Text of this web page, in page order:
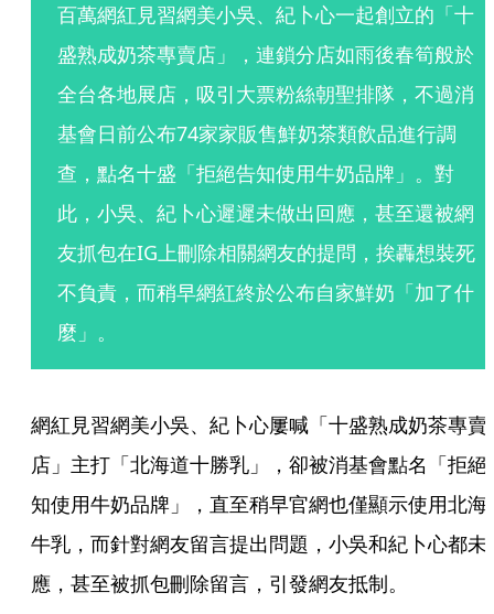
百萬網紅見習網美小吳、紀卜心一起創立的「十
盛熟成奶茶專賣店」，連鎖分店如雨後春筍般於
全台各地展店，吸引大票粉絲朝聖排隊，不過消
基會日前公布74家家販售鮮奶茶類飲品進行調
查，點名十盛「拒絕告知使用牛奶品牌」。對
此，小吳、紀卜心遲遲未做出回應，甚至還被網
友抓包在IG上刪除相關網友的提問，挨轟想裝死
不負責，而稍早網紅終於公布自家鮮奶「加了什
麼」。
網紅見習網美小吳、紀卜心屢喊「十盛熟成奶茶專賣
店」主打「北海道十勝乳」，卻被消基會點名「拒絕
知使用牛奶品牌」，直至稍早官網也僅顯示使用北海
牛乳，而針對網友留言提出問題，小吳和紀卜心都未
應，甚至被抓包刪除留言，引發網友抵制。